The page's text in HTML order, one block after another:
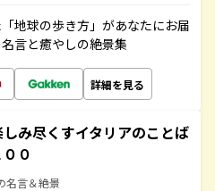
地球の歩き方」があなたにお届
言と癒やしの絶景集
詳細を見る
み尽くすイタリアのことば
０
名言＆絶景